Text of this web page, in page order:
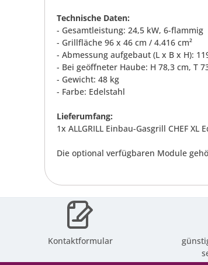
Technische Daten:
- Gesamtleistung: 24,5 kW, 6-flammig
- Grillfläche 96 x 46 cm / 4.416 cm²
- Abmessung aufgebaut (L x B x H):
- Bei geöffneter Haube: H 78,3 cm, T
- Gewicht: 48 kg
- Farbe: Edelstahl
Lieferumfang:
1x ALLGRILL Einbau-Gasgrill CHEF
Die optional verfügbaren Module
Kontaktformular